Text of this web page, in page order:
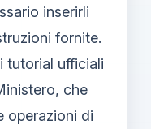
inserirli
fornite.
tutorial ufficiali
che
operazioni di